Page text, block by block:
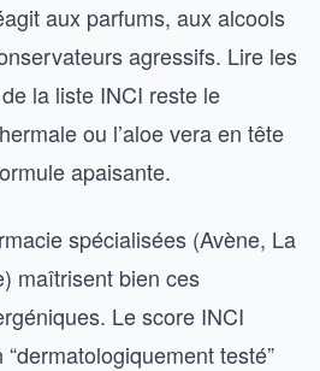
aux parfums, aux alcools
agressifs. Lire les
la liste INCI reste le
ou l’aloe vera en tête
apaisante.
spécialisées (Avène, La
maîtrisent bien ces
Le score INCI
testé”